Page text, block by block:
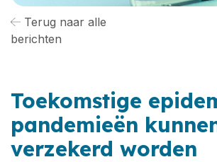
Terug naar alle
berichten
Toekomstige
pandemieën
verzekerd worden